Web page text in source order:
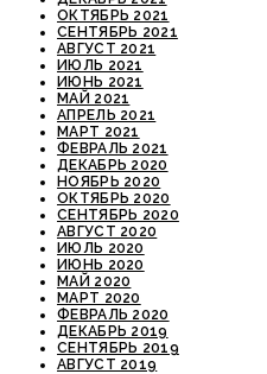
ОКТЯБРЬ 2021
СЕНТЯБРЬ 2021
АВГУСТ 2021
ИЮЛЬ 2021
ИЮНЬ 2021
МАЙ 2021
АПРЕЛЬ 2021
МАРТ 2021
ФЕВРАЛЬ 2021
ДЕКАБРЬ 2020
НОЯБРЬ 2020
ОКТЯБРЬ 2020
СЕНТЯБРЬ 2020
АВГУСТ 2020
ИЮЛЬ 2020
ИЮНЬ 2020
МАЙ 2020
МАРТ 2020
ФЕВРАЛЬ 2020
ДЕКАБРЬ 2019
СЕНТЯБРЬ 2019
АВГУСТ 2019